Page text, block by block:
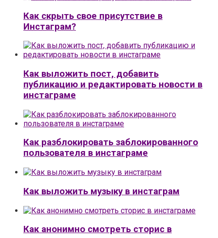
Как скрыть свое присутствие в
Инстаграм?
Как выложить пост, добавить
публикацию и редактировать новости в
инстаграме
Как разблокировать заблокированного
пользователя в инстаграме
Как выложить музыку в инстаграм
Как анонимно смотреть сторис в